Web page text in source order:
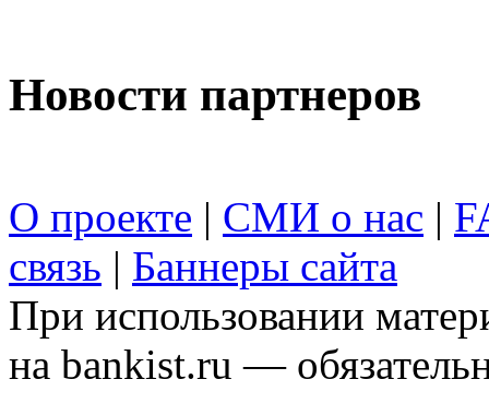
Новости партнеров
О проекте | СМИ о нас |
связь | Баннеры сайта
При использовании
на bankist.ru —